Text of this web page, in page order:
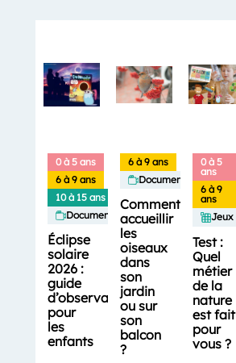
0 à 5 ans
6 à 9 ans
10 à 15 ans
Documentaires
Éclipse
solaire
2026 :
guide
d’observation
pour
les
enfants
6 à 9 ans
Documentaires
Comment
accueillir
les
oiseaux
dans
son
jardin
ou sur
son
balcon
?
0 à 5
ans
6 à 9
ans
Jeux
Test :
Quel
métier
de la
nature
est fait
pour
vous ?